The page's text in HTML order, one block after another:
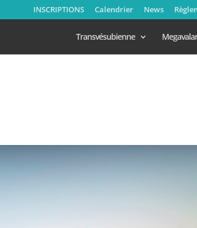
INSCRIPTIONS Calendrier News
Transvésubienne